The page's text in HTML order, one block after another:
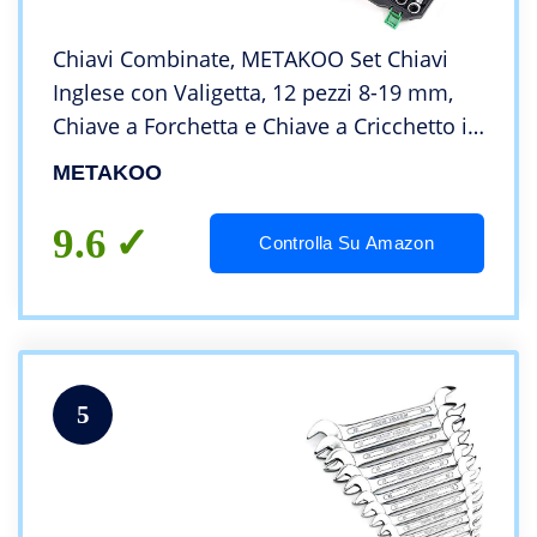
Chiavi Combinate, METAKOO Set Chiavi
Inglese con Valigetta, 12 pezzi 8-19 mm,
Chiave a Forchetta e Chiave a Cricchetto in
Un Unico, Acciaio al Cromo Vanadio, Set
METAKOO
9.6 Controlla Su Amazon
5